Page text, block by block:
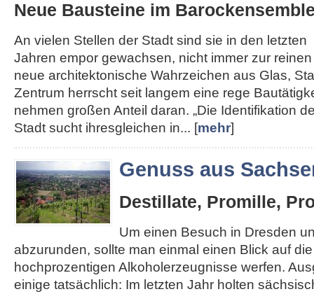
Neue Bausteine im
An vielen Stellen der Stadt sind sie in den letzten
Jahren empor gewachsen, nicht immer zur
neue architektonische Wahrzeichen aus Glas,
Zentrum herrscht seit langem eine rege
nehmen großen Anteil daran. „Die Identifikation
Stadt sucht ihresgleichen in... [mehr]
Genuss aus
Destillate, Promille,
Um einen Besuch in Dresden
abzurunden, sollte man einmal einen Blick auf
hochprozentigen Alkoholerzeugnisse werfen.
einige tatsächlich: Im letzten Jahr holten